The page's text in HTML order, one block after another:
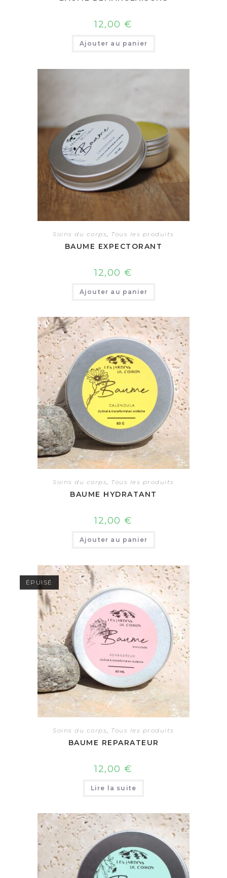
12,00 €
Ajouter au panier
Soins du corps Tous les produits
BAUME EXPECTORANT
12,00 €
Ajouter au panier
Soins du corps, Tous les produits
BAUME HYDRATANT
12,00 €
Ajouter au panier
ÉPUISÉ
Soins du corps Tous les produits
BAUME REPARATEUR
12,00 €
Lire la suite